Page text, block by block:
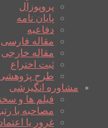
پروپوزال
پایان نامه
دفاعیه
مقاله فارسی
مقاله خارجی
ثبت اختراع
طرح
مشاوره انگیزشی
فیلم ها و
مصاحبه با
غرور یا